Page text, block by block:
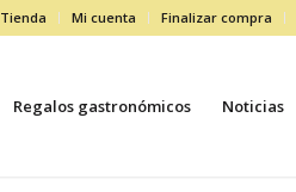
Tienda Mi cuenta Finalizar compra
Regalos gastronómicos Noticias